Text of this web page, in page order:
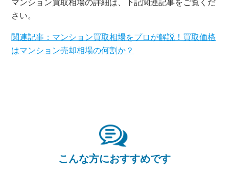
10時～18時/水曜日定休
東京本社 0120-900-881
マンション買取相場の詳細は、下記関連記事をご覧くだ
さい。
関連記事：マンション買取相場をプロが解説！買取価格
はマンション売却相場の何割か？
こんな方におすすめです